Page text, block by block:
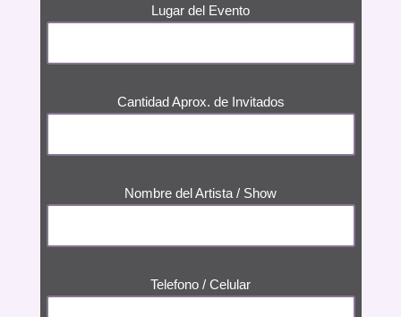
Lugar del Evento
Cantidad Aprox. de Invitados
Nombre del Artista / Show
Telefono / Celular